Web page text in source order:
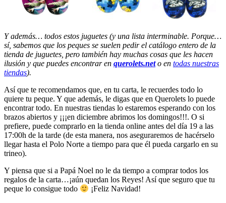
Y además… todos estos juguetes (y una lista interminable. Porque…
sí, sabemos que los peques se suelen pedir el catálogo entero de la
tienda de juguetes, pero también hay muchas cosas que les hacen
ilusión y que puedes encontrar en querolets.neto en todas nuestras
tiendas).
Así que te recomendamos que, en tu carta, le recuerdes todo lo
quiere tu peque. Y que además, le digas que en Querolets lo puede
encontrar todo. En nuestras tiendas lo estaremos esperando con los
brazos abiertos y ¡¡¡en diciembre abrimos los domingos!!!. O si
prefiere, puede comprarlo en la tienda online antes del día 19 a las
17:00h de la tarde (de esta manera, nos aseguraremos de hacérselo
llegar hasta el Polo Norte a tiempo para que él pueda cargarlo en su
trineo).
Y piensa que si a Papá Noel no le da tiempo a comprar todos los
regalos de la carta…¡aún quedan los Reyes! Así que seguro que tu
peque lo consigue todo
¡Feliz Navidad!